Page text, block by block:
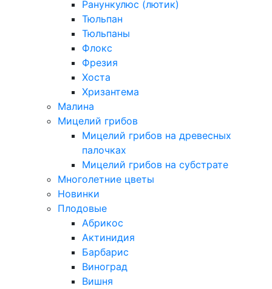
Ранункулюс (лютик)
Тюльпан
Тюльпаны
Флокс
Фрезия
Хоста
Хризантема
Малина
Мицелий грибов
Мицелий грибов на древесных
палочках
Мицелий грибов на субстрате
Многолетние цветы
Новинки
Плодовые
Абрикос
Актинидия
Барбарис
Виноград
Вишня